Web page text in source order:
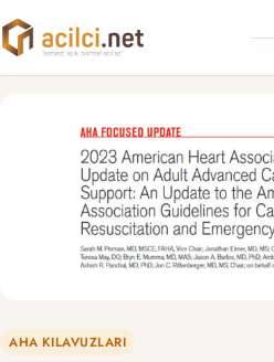
AHA KILAVUZLARI